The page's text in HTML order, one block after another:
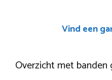
Vind een
Overzicht met banden